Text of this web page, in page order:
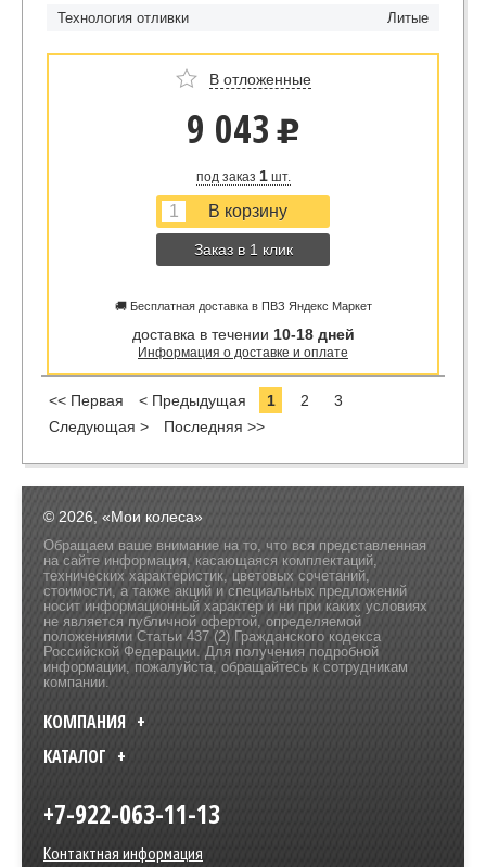
Технология отливки
Литые
В отложенные
9 043 u
под заказ 1шт.
Заказ в 1 клик
🚚 Бесплатная доставка в ПВЗ Яндекс Маркет
доставка в течении 10-18 дней
Информация о доставке и оплате
<< Первая < Предыдущая 1 2
3
Следующая >
Последняя >>
© 2026, «Мои колеса»
Обращаем ваше внимание на то, что вся представленная
на сайте информация, касающаяся комплектаций,
технических характеристик, цветовых сочетаний,
стоимости, а также акций и специальных предложений
носит информационный характер и ни при каких условиях
не является публичной офертой, определяемой
положениями Статьи 437 (2) Гражданского кодекса
Российской Федерации. Для получения подробной
информации, пожалуйста, обращайтесь к сотрудникам
компании.
КОМПАНИЯ
КАТАЛОГ
+7-922-063-11-13
Контактная информация